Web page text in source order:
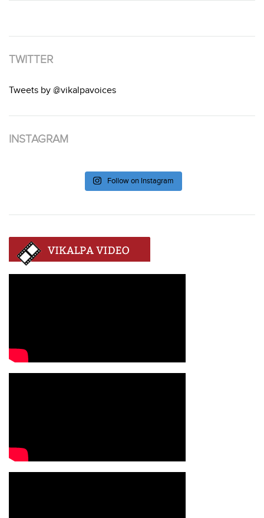
TWITTER
Tweets by @vikalpavoices
INSTAGRAM
Follow on Instagram